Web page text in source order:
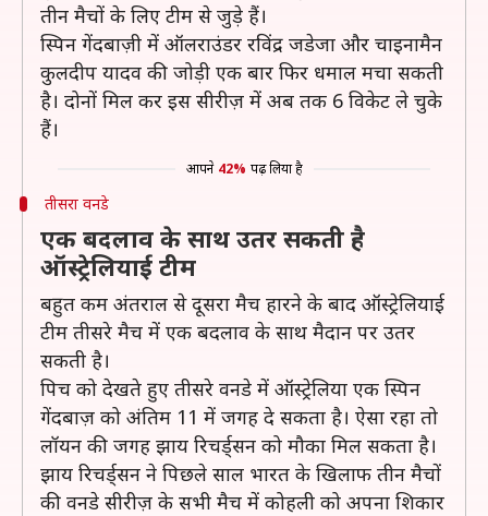
तीन मैचों के लिए टीम से जुड़े हैं।
स्पिन गेंदबाज़ी में ऑलराउंडर रविंद्र जडेजा और चाइनामैन
कुलदीप यादव की जोड़ी एक बार फिर धमाल मचा सकती
है। दोनों मिल कर इस सीरीज़ में अब तक 6 विकेट ले चुके
हैं।
आपने 42% पढ़ लिया है
तीसरा वनडे
एक बदलाव के साथ उतर सकती है
ऑस्ट्रेलियाई टीम
बहुत कम अंतराल से दूसरा मैच हारने के बाद ऑस्ट्रेलियाई
टीम तीसरे मैच में एक बदलाव के साथ मैदान पर उतर
सकती है।
पिच को देखते हुए तीसरे वनडे में ऑस्ट्रेलिया एक स्पिन
गेंदबाज़ को अंतिम 11 में जगह दे सकता है। ऐसा रहा तो
लॉयन की जगह झाय रिचर्ड्सन को मौका मिल सकता है।
झाय रिचर्ड्सन ने पिछले साल भारत के खिलाफ तीन मैचों
की वनडे सीरीज़ के सभी मैच में कोहली को अपना शिकार